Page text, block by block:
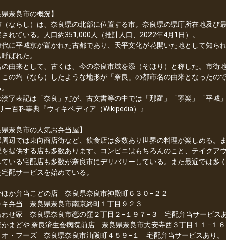
県奈良市の概況】
ならし）は、奈良県の北部に位置する市。奈良県の県庁所在地及び
されている。人口約351,000人（推計人口、2022年4月1日）。
に平城京が置かれた古都であり、天平文化が花開いた地として知ら
ばれた。
由来として、古くは、今の奈良市域を添（そほり）と称した。市街
の均（なら）したような地形が「奈良」の都市名の由来となったの
字表記は「奈良」だが、古文書等の中では「那羅」「寧楽」「平城
ー百科事典『ウィキペディア（Wikipedia）』
県奈良市の人気お弁当屋】
辺では東向商店街など、飲食店は多数あり世界の料理が楽しめる。
を提供する店も多数あります。コンビニはもちろんのこと、テイクア
いる宅配店も多数が奈良市にデリバリーしている。また最近では多
配サービスを始めている。
ほか弁当こどの店 奈良県奈良市神殿町６３０−２２
キ弁当 奈良県奈良市南京終町１丁目９２３
わせ家 奈良県奈良市恋の窪２丁目２−１９７−３ 宅配弁当サービスあ
かまどや 奈良済生会病院前店 奈良県奈良市大安寺西３丁目１１−１６
オ・フーズ 奈良県奈良市油阪町４５９−１ 宅配弁当サービスあり。